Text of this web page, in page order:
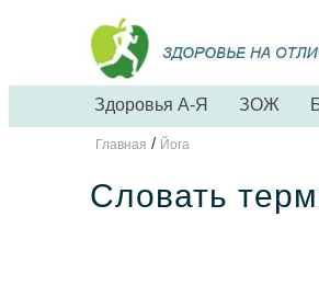
Здоровья А-Я ЗОЖ
Главная / Йога
Словать